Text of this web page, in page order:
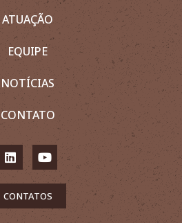
ATUAÇÃO
EQUIPE
NOTÍCIAS
CONTATO
CONTATOS